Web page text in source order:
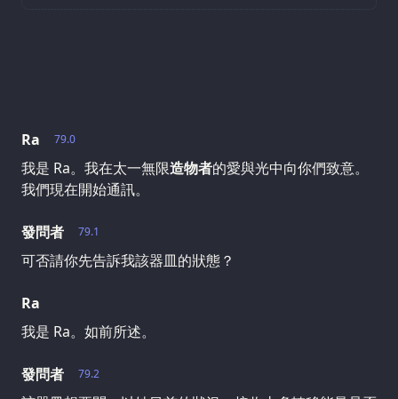
79.0
Ra
我是 Ra。我在太一無限造物者的愛與光中向你們致意。
我們現在開始通訊。
79.1
發問者
可否請你先告訴我該器皿的狀態？
Ra
我是 Ra。如前所述。
79.2
發問者